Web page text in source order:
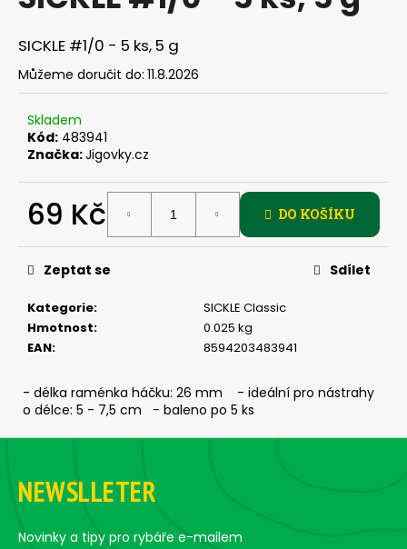
z
5
hvězdiček.
SICKLE #1/0 - 5 ks, 5 g
Můžeme doručit do: 11.8.2026
Skladem
Kód: 483941
Značka:Jigovky.cz
69 Kč
cena:
DO KOŠÍKU
Kategorie:
SICKLE Classic
Hmotnost:
0.025 kg
EAN: 8594203483941
Zeptat se Sdílet
- délka raménka háčku: 26 mm - ideální pro nástrahy
o délce: 5 - 7,5 cm - baleno po 5 ks
j
í
t
?
HLEDAT
o
p
o
u
č
m
e
Z
NEWSLLETER
Novinky a tipy pro rybáře e-mailem